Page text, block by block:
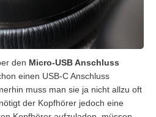
den Micro-USB Anschluss
einen USB-C Anschluss
muss man sie ja nicht allzu oft
der Kopfhörer jedoch eine